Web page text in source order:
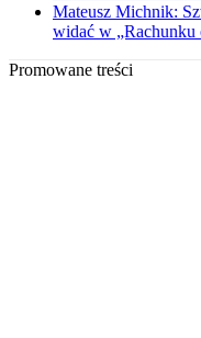
Mateusz Michnik:
widać w „Rachunku
Promowane treści